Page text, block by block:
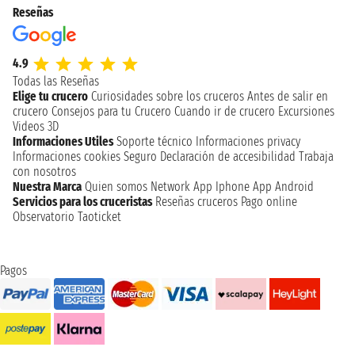
Reseñas
4.9
Todas las Reseñas
Elige tu crucero Curiosidades sobre los cruceros Antes de salir en
crucero Consejos para tu Crucero Cuando ir de crucero Excursiones
Videos 3D
Informaciones Utiles Soporte técnico Informaciones privacy
Informaciones cookies Seguro Declaración de accesibilidad Trabaja
con nosotros
Nuestra Marca Quien somos Network App Iphone App Android
Servicios para los cruceristas Reseñas cruceros Pago online
Observatorio Taoticket
Pagos